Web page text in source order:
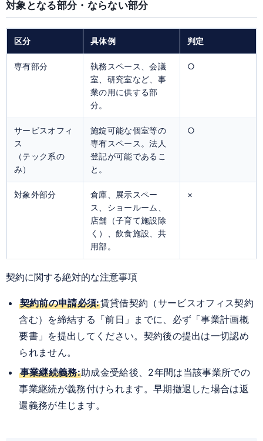
対象となる部分・ならない部分
区分 具体例 判定
専有部分
執務スペース、会議
室、研究室など、事
業の用に供する部
分。
○
サービスオフィ
ス
（テック系の
み）
施錠可能な個室等の
専有スペース。法人
登記が可能であるこ
と。
○
対象外部分
倉庫、展示スペー
ス、ショールーム、
店舗（子育て施設除
く）、飲食施設、共
用部。
×
契約に関する絶対的な注意事項
契約前の申請必須:賃貸借契約（サービスオフィス契約
含む）を締結する「前日」までに、必ず「事業計画概
要書」を提出してください。契約後の提出は一切認め
られません。
事業継続義務:助成金受給後、2年間は当該事業所での
事業継続が義務付けられます。早期撤退した場合は返
還義務が生じます。